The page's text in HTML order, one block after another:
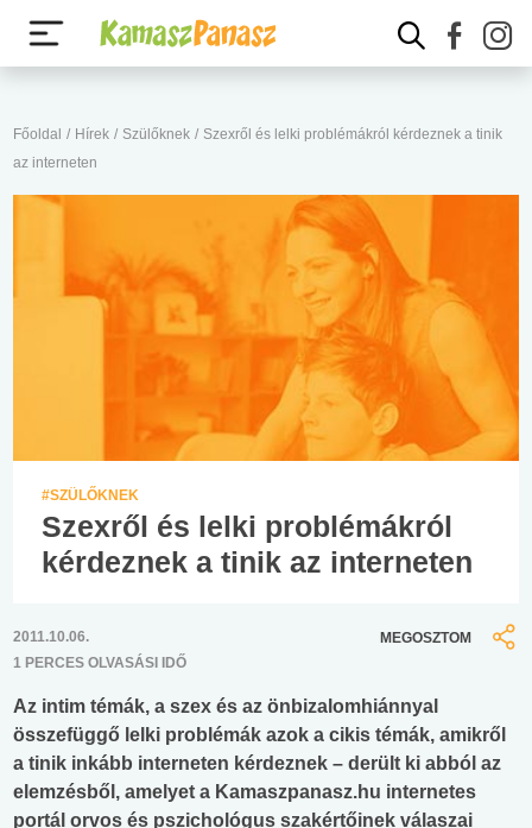
Főoldal / Hírek / Szülőknek / Szexről és lelki problémákról kérdeznek a tinik
az interneten
#SZÜLŐKNEK
Szexről és lelki problémákról
kérdeznek a tinik az interneten
2011.10.06.
1 PERCES OLVASÁSI IDŐ
MEGOSZTOM
Az intim témák, a szex és az önbizalomhiánnyal
összefüggő lelki problémák azok a cikis témák, amikről
a tinik inkább interneten kérdeznek – derült ki abból az
elemzésből, amelyet a Kamaszpanasz.hu internetes
portál orvos és pszichológus szakértőinek válaszai